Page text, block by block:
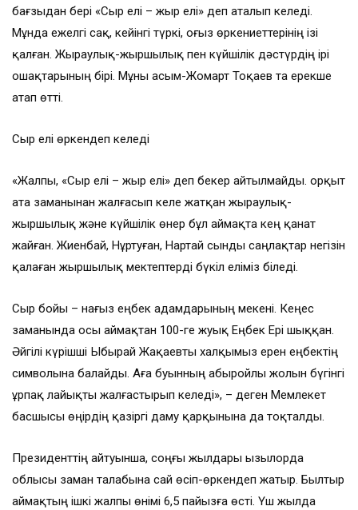
бағзыдан бері «Сыр елі – жыр елі» деп аталып келеді.
Мұнда ежелгі сақ, кейінгі түркі, оғыз өркениеттерінің ізі
қалған. Жыраулық-жыршылық пен күйшілік дәстүрдің ірі
ошақтарының бірі. Мұны Қасым-Жомарт Тоқаев та ерекше
атап өтті.
Сыр елі өркендеп келеді
«Жалпы, «Сыр елі – жыр елі» деп бекер айтылмайды. Қорқыт
ата заманынан жалғасып келе жатқан жыраулық-
жыршылық және күйшілік өнер бұл аймақта кең қанат
жайған. Жиенбай, Нұртуған, Нартай сынды саңлақтар негізін
қалаған жыршылық мектептерді бүкіл еліміз біледі.
Сыр бойы – нағыз еңбек адамдарының мекені. Кеңес
заманында осы аймақтан 100-ге жуық Еңбек Ері шыққан.
Әйгілі күрішші Ыбырай Жақаевты халқымыз ерен еңбектің
символына балайды. Аға буынның абыройлы жолын бүгінгі
ұрпақ лайықты жалғастырып келеді», – деген Мемлекет
басшысы өңірдің қазіргі даму қарқынына да тоқталды.
Президенттің айтуынша, соңғы жылдары Қызылорда
облысы заман талабына сай өсіп-өркендеп жатыр. Былтыр
аймақтың ішкі жалпы өнімі 6,5 пайызға өсті. Үш жылда